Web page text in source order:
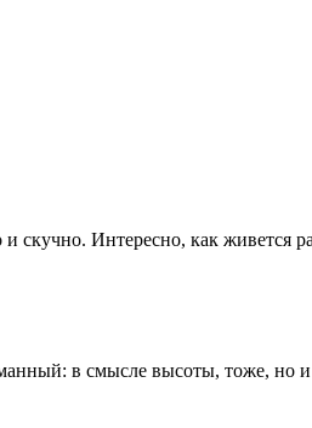
скучно. Интересно, как живется
в смысле высоты, тоже, но и